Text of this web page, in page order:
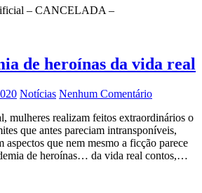
– CANCELADA –
de heroínas da vida real
Notícias Nenhum Comentário
mulheres realizam feitos extraordinários o
que antes pareciam intransponíveis,
aspectos que nem mesmo a ficção parece
de heroínas… da vida real contos,…